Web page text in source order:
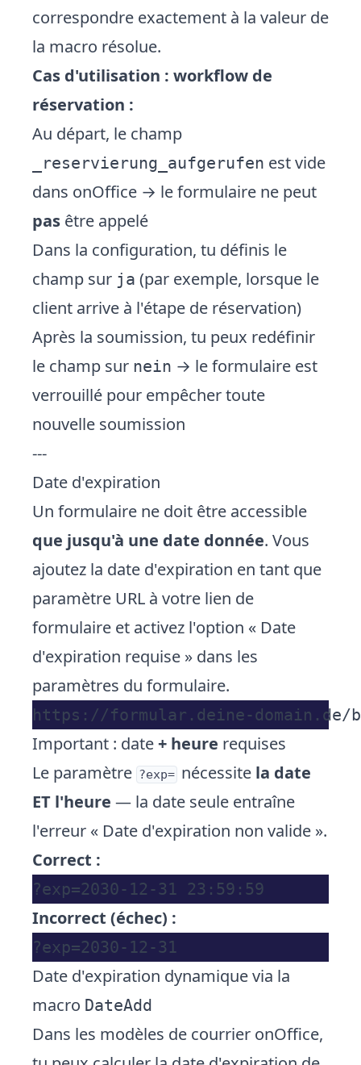
correspondre exactement à la valeur de
la macro résolue.
Cas d'utilisation : workflow de
réservation :
Au départ, le champ
_reservierung_aufgerufen est vide
dans onOffice → le formulaire ne peut
pas être appelé
Dans la configuration, tu définis le
champ sur ja (par exemple, lorsque le
client arrive à l'étape de réservation)
Après la soumission, tu peux redéfinir
le champ sur nein → le formulaire est
verrouillé pour empêcher toute
nouvelle soumission
---
Date d'expiration
Un formulaire ne doit être accessible
que jusqu'à une date donnée. Vous
ajoutez la date d'expiration en tant que
paramètre URL à votre lien de
formulaire et activez l'option « Date
d'expiration requise » dans les
paramètres du formulaire.
Important : date+ heure requises
Le paramètre ?exp= nécessite la date
ET l'heure — la date seule entraîne
l'erreur « Date d'expiration non valide ».
Correct :
Incorrect (échec) :
Date d'expiration dynamique via la
macro DateAdd
Dans les modèles de courrier onOffice,